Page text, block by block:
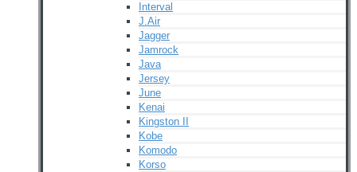
Interval
J.Air
Jagger
Jamrock
Java
Jersey
June
Kenai
Kingston II
Kobe
Komodo
Korso